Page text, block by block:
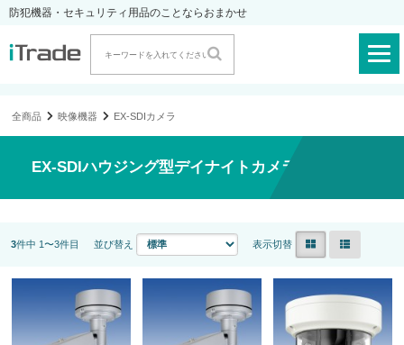
防犯機器・セキュリティ用品のことならおまかせ
全商品 映像機器 EX-SDIカメラ
EX-SDIハウジング型デイナイトカメラ（屋外）
3件中 1〜3件目 並び替え 表示切替